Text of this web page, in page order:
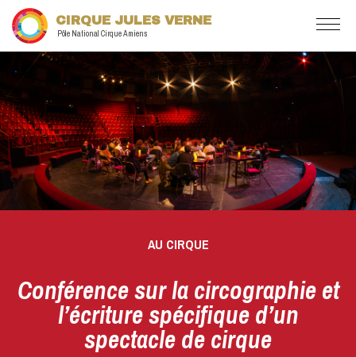
CIRQUE JULES VERNE
Pôle National Cirque Amiens
AU CIRQUE
Conférence sur la circographie et
l’écriture spécifique d’un
spectacle de cirque